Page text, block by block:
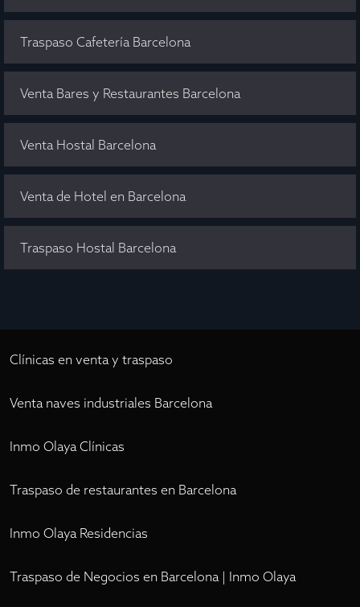
Traspaso Cafetería Barcelona
Venta Bares y Restaurantes Barcelona
Venta Hostal Barcelona
Venta de Hotel en Barcelona
Traspaso Hostal Barcelona
Clínicas en venta y traspaso
Venta naves industriales Barcelona
Inmo Olaya Clínicas
Traspaso de restaurantes en Barcelona
Inmo Olaya Residencias
Traspaso de Negocios en Barcelona | Inmo Olaya